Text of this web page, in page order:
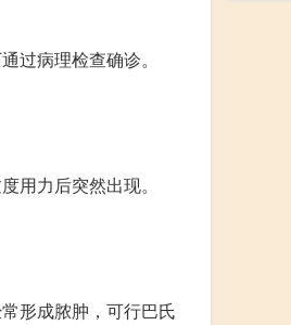
过病理检查确诊。
用力后突然出现。
形成脓肿，可行巴氏